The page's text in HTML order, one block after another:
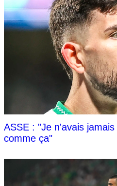
ASSE : "Je n'avais
comme ça"